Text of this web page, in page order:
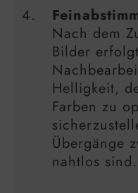
Nach dem
Bilder
Helligkeit,
Farben zu
Übergänge
nahtlos sind.